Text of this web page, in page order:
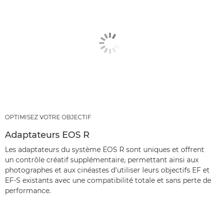
OPTIMISEZ VOTRE OBJECTIF
Adaptateurs EOS R
Les adaptateurs du système EOS R sont uniques et offrent
un contrôle créatif supplémentaire, permettant ainsi aux
photographes et aux cinéastes d'utiliser leurs objectifs EF et
EF-S existants avec une compatibilité totale et sans perte de
performance.